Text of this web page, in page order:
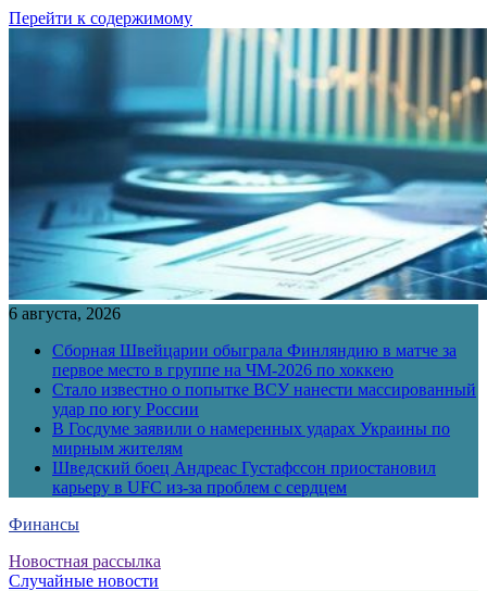
Перейти к содержимому
6 августа, 2026
Сборная Швейцарии обыграла Финляндию в матче за
первое место в группе на ЧМ-2026 по хоккею
Стало известно о попытке ВСУ нанести массированный
удар по югу России
В Госдуме заявили о намеренных ударах Украины по
мирным жителям
Шведский боец Андреас Густафссон приостановил
карьеру в UFC из-за проблем с сердцем
Финансы
Новостная рассылка
Случайные новости